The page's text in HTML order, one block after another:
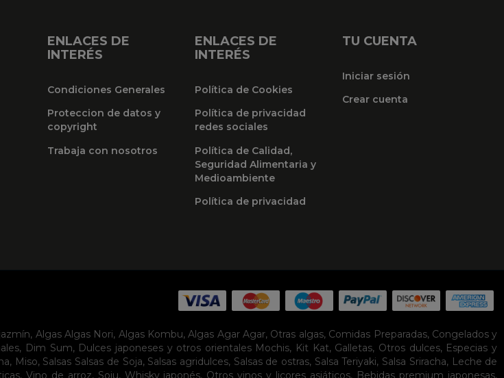
ENLACES DE
INTERÉS
Condiciones Generales
Proteccion de datos y
copyright
Trabaja con nosotros
ENLACES DE
INTERÉS
Política de Cookies
Política de privacidad
redes sociales
Política de Calidad,
Seguridad Alimentaria y
Medioambiente
Política de privacidad
TU CUENTA
Iniciar sesión
Crear cuenta
, Algas Algas Nori, Algas Kombu,Algas Agar Agar, Otras algas, Comidas Preparadas, Congelados y
, Dim Sum, Dulces japoneses y otros orientales Mochis, Kit Kat, Galletas, Otros dulces, Especias y
, Miso, Salsas Salsas de Soja, Salsas agridulces, Salsas de ostras, Salsa Teriyaki, Salsa Sriracha, Leche de
, Vino de arroz, Soju, Whisky japonés, Otros vinos y licores asiáticos, Bebidas premium japonesas,